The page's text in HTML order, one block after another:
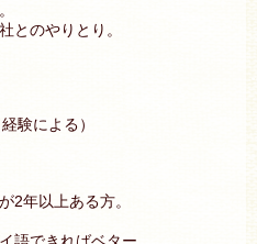
とのやりとり。
験による）
2年以上ある方。